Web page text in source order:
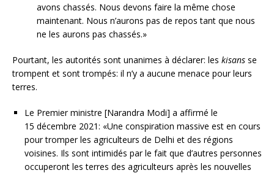
avons chassés. Nous devons faire la même chose
maintenant. Nous n’aurons pas de repos tant que nous
ne les aurons pas chassés.»
Pourtant, les autorités sont unanimes à déclarer: les kisans se
trompent et sont trompés: il n’y a aucune menace pour leurs
terres.
Le Premier ministre [Narandra Modi] a affirmé le
15 décembre 2021: «Une conspiration massive est en cours
pour tromper les agriculteurs de Delhi et des régions
voisines. Ils sont intimidés par le fait que d’autres personnes
occuperont les terres des agriculteurs après les nouvelles